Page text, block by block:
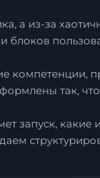
а из-за
блоков
так,
запуск, какие